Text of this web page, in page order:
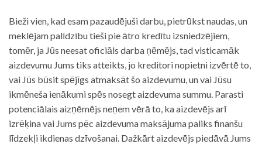
Bieži vien, kad esam pazaudējuši darbu, pietrūkst naudas, un
meklējam palīdzību tieši pie ātro kredītu izsniedzējiem,
tomēr, ja Jūs neesat oficiāls darba ņēmējs, tad visticamāk
aizdevumu Jums tiks atteikts, jo kreditori nopietni izvērtē to,
vai Jūs būsit spējīgs atmaksāt šo aizdevumu, un vai Jūsu
ikmēneša ienākumi spēs nosegt aizdevuma summu. Parasti
potenciālais aizņēmējs neņem vērā to, ka aizdevējs arī
izrēķina vai Jums pēc aizdevuma maksājuma paliks finanšu
līdzekļi ikdienas dzīvošanai. Dažkārt aizdevējs piedāvā Jums